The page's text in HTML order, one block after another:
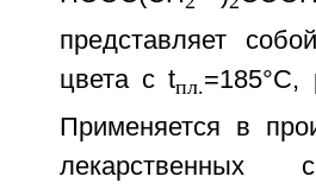
представляет
цвета с tпл.=185°С,
Применяется в
лекарственных